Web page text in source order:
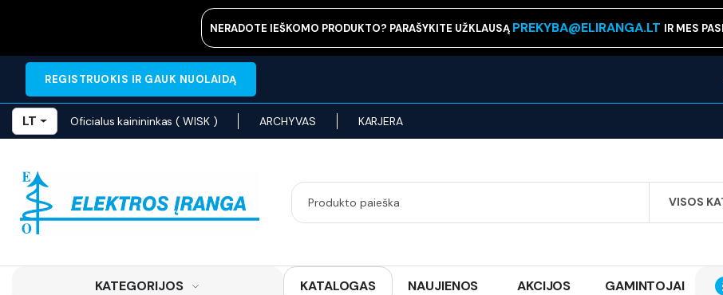
NERADOTE IEŠKOMO PRODUKTO? PARAŠYKITE UŽKLAUSĄ PREKYBA@ELIRANGA.LT IR MES
REGISTRUOKIS IR GAUK NUOLAIDĄ
LT Oficialus kainininkas ( WISK ) ARCHYVAS KARJERA
VISOS
SEARCH
KATEGORIJOS KATALOGAS NAUJIENOS AKCIJOS GAMINTOJAI